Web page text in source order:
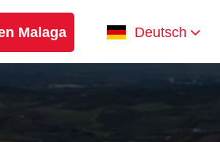
Malaga Deutsch